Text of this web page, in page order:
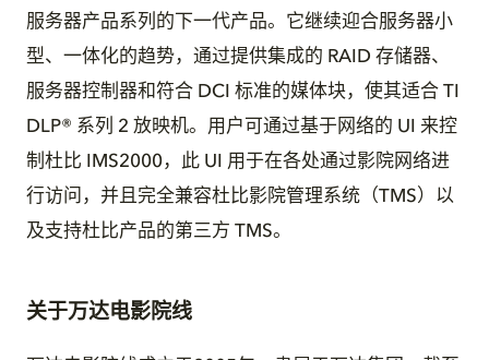
服务器产品系列的下一代产品。它继续迎合服务器小
型、一体化的趋势，通过提供集成的 RAID 存储器、
服务器控制器和符合 DCI 标准的媒体块，使其适合 TI
DLP® 系列 2 放映机。用户可通过基于网络的 UI 来控
制杜比 IMS2000，此 UI 用于在各处通过影院网络进
行访问，并且完全兼容杜比影院管理系统（TMS）以
及支持杜比产品的第三方 TMS。
关于万达电影院线